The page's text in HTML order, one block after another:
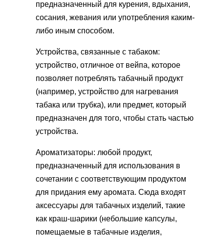
предназначенный для курения, вдыхания,
сосания, жевания или употребления каким-
либо иным способом.
Устройства, связанные с табаком:
устройство, отличное от вейпа, которое
позволяет потреблять табачный продукт
(например, устройство для нагревания
табака или трубка), или предмет, который
предназначен для того, чтобы стать частью
устройства.
Ароматизаторы: любой продукт,
предназначенный для использования в
сочетании с соответствующим продуктом
для придания ему аромата. Сюда входят
аксессуары для табачных изделий, такие
как краш-шарики (небольшие капсулы,
помещаемые в табачные изделия,